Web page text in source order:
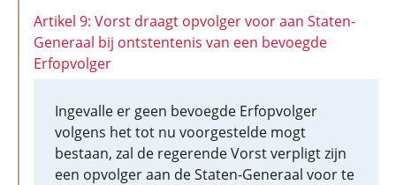
Artikel 9: Vorst draagt opvolger voor aan Staten-
Generaal bij ontstentenis van een bevoegde
Erfopvolger
Ingevalle er geen bevoegde Erfopvolger
volgens het tot nu voorgestelde mogt
bestaan, zal de regerende Vorst verpligt zijn
een opvolger aan de Staten-Generaal voor te